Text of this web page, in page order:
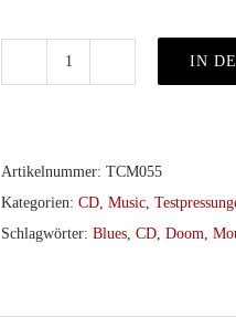
Burning
Village
col.LP/CD
IN
Artikelnummer: TCM055
Kategorien: CD Music
Schlagwörter: Blues CD Doom